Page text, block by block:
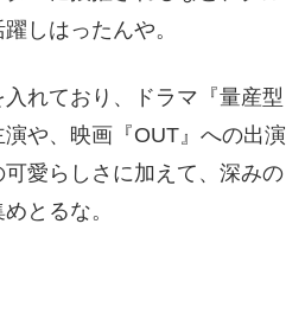
しはったんや。
れており、ドラマ『量産型
や、映画『OUT』への出演
愛らしさに加えて、深みの
とるな。